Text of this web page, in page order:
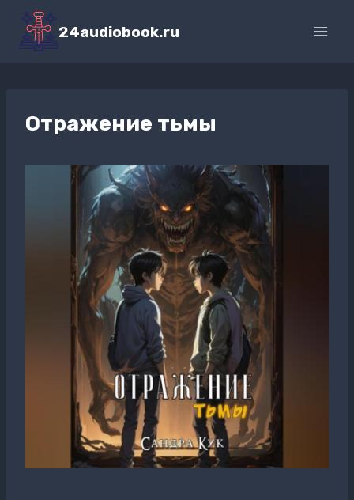
Перейти
содержимому
24audiobook.ru
Отражение тьмы